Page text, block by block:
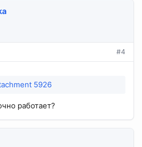
#4
5926
работает?